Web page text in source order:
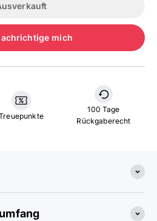
mich
100 Tage
Rückgaberecht